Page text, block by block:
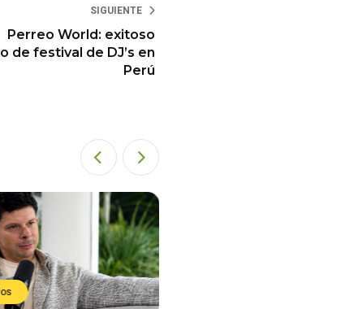
SIGUIENTE
Perreo World: exitoso
de festival de DJ’s en
Perú